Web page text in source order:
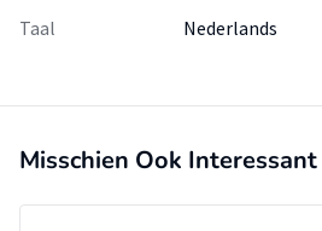
Taal
Nederlands
Misschien Ook Interessant